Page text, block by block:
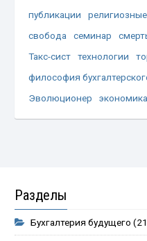
публикации
свобода
семинар
Такс-сист
технологии
философия
Эволюционер
экономика
Разделы
Бухгалтерия будущего